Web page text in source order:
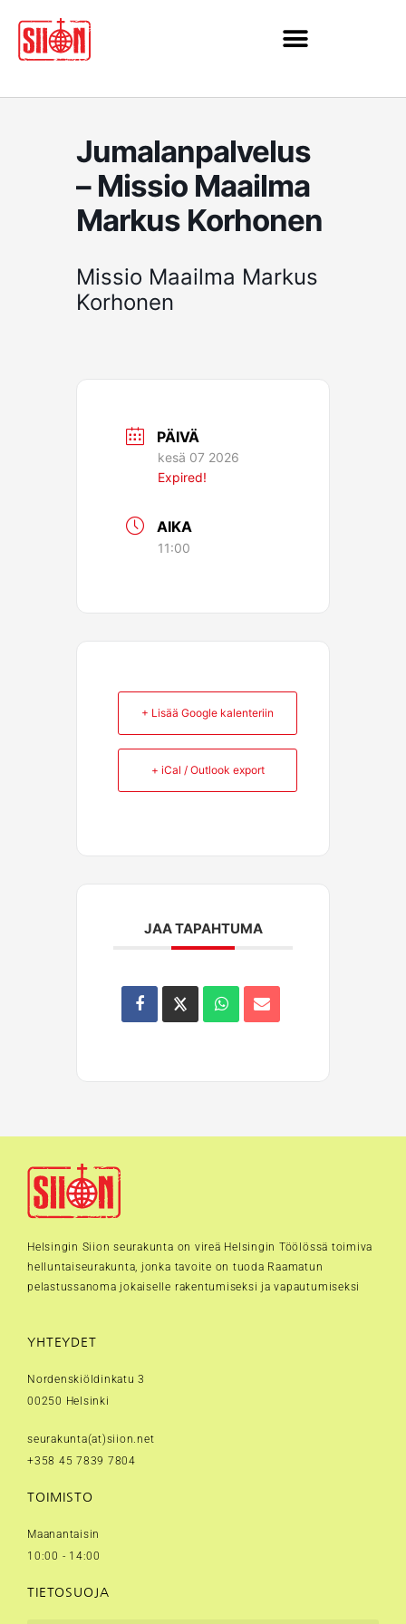
sisältöön
Jumalanpalvelus
– Missio Maailma
Markus Korhonen
Missio Maailma Markus
Korhonen
PÄIVÄ
kesä 07 2026
Expired!
AIKA
11:00
+ Lisää Google kalenteriin
+ iCal / Outlook export
JAA TAPAHTUMA
Helsingin Siion seurakunta on vireä Helsingin Töölössä toimiva
helluntaiseurakunta, jonka tavoite on tuoda Raamatun
pelastussanoma jokaiselle rakentumiseksi ja vapautumiseksi
YHTEYDET
Nordenskiöldinkatu 3
00250 Helsinki
seurakunta(at)siion.net
+358 45 7839 7804
TOIMISTO
Maanantaisin
10:00 - 14:00
TIETOSUOJA